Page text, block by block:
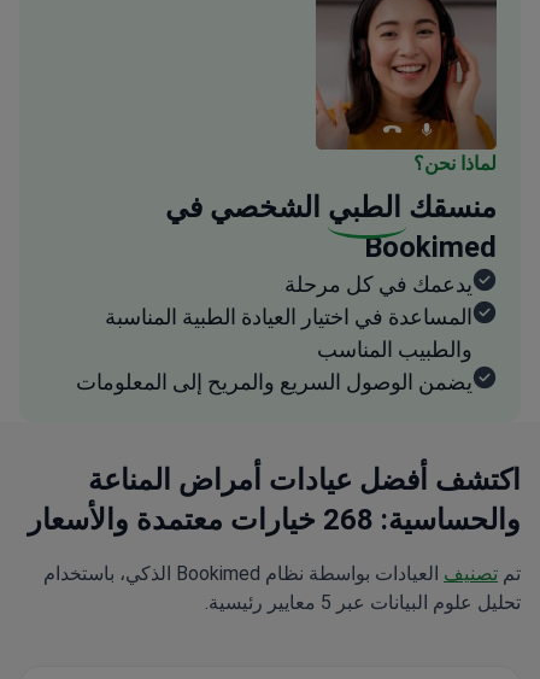
لماذا نحن؟
منسقك الطبي الشخصي في
Bookimed
يدعمك في كل مرحلة
المساعدة في اختيار العيادة الطبية المناسبة
والطبيب المناسب
يضمن الوصول السريع والمريح إلى المعلومات
اكتشف أفضل عيادات أمراض المناعة
والحساسية: 268 خيارات معتمدة والأسعار
تم تصنيف
العيادات بواسطة نظام Bookimed الذكي، باستخدام
تحليل علوم البيانات عبر 5 معايير رئيسية.